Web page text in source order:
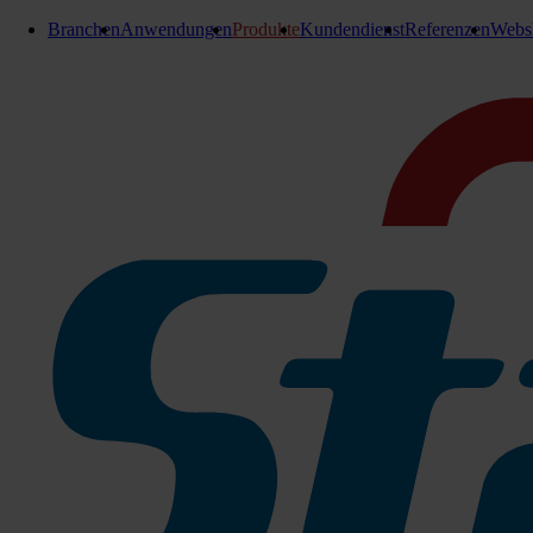
BranchenAnwendungenProdukteKundendienstReferenzen